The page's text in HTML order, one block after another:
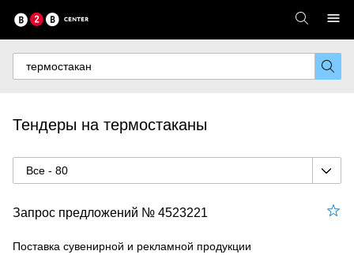
Тендеры на термостаканы
Все - 80
Запрос предложений № 4523221
Поставка сувенирной и рекламной продукции